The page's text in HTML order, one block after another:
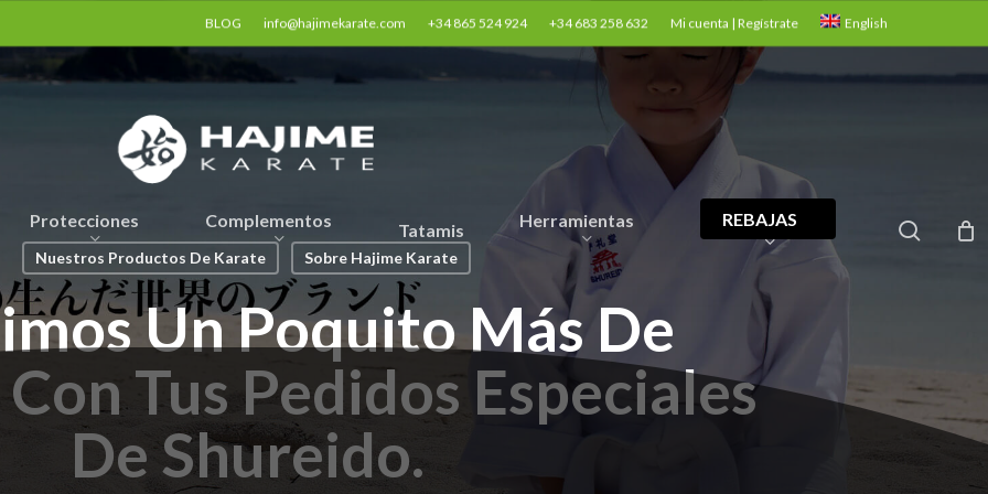
BLOG info@hajimekarate.com +34 865 524 924 +34 683 258 632 Mi cuenta | Regístrate English
Protecciones Complementos Tatamis Herramientas REBAJAS search
Nuestros Productos De Karate Sobre Hajime Karate
Un Poquito Más De
Tus Pedidos Especiales
De Shureido.